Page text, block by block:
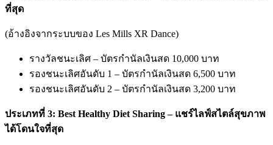
ที่สุด
(อ้างอิงจากระบบของ Les Mills XR Dance)
รางวัลชนะเลิศ – บัตรกำนัลเงินสด 10,000 บาท
รองชนะเลิศอันดับ 1 – บัตรกำนัลเงินสด 6,500 บาท
รองชนะเลิศอันดับ 2 – บัตรกำนัลเงินสด 3,200 บาท
ประเภทที่ 3: Best Healthy Diet Sharing– แชร์ไลฟ์สไตล์สุขภาพ
ได้โดนใจที่สุด